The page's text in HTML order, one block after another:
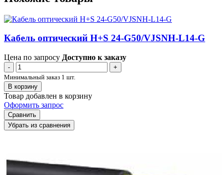
Кабель оптический H+S 24-G50/VJSNH-L14-G
Цена по запросу Доступно к заказу
-
+
Минимальный заказ 1 шт.
В корзину
Товар добавлен в корзину
Оформить запрос
Сравнить
Убрать из сравнения